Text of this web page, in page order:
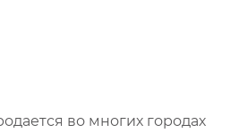
во многих городах